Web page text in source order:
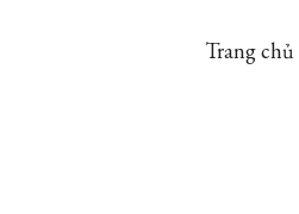
Trang chủ